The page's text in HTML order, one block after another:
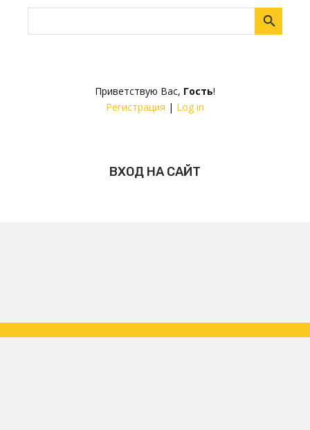
Приветствую Вас, Гость!
Регистрация | Log in
ВХОД НА САЙТ